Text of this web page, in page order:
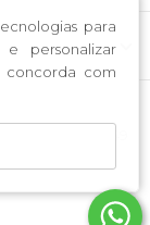
para
personalizar
concorda com